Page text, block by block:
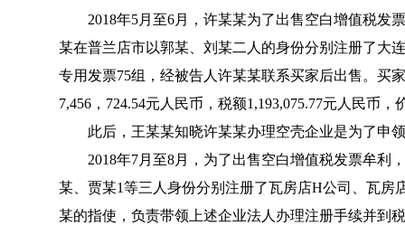
2018年5月至6月，许某某为了出售空白增值税发
某在普兰店市以郭某、刘某二人的身份分别注册了大
专用发票75组，经被告人许某某联系买家后出售。买
7,456，724.54元人民币，税额1,193,075.77元人民币，
此后，王某某知晓许某某办理空壳企业是为了申
2018年7月至8月，为了出售空白增值税发票牟利
某、贾某1等三人身份分别注册了瓦房店H公司、瓦
某的指使，负责带领上述企业法人办理注册手续并到